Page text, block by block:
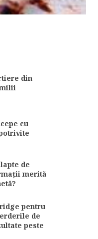
din
cu
de
merită
pentru
de
peste